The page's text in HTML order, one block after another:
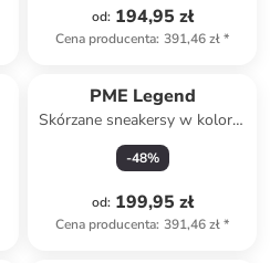
od: 194,95 zł
Cena producenta: 391,46 zł*
PME Legend
Skórzane sneakersy w kolorze
białym
-48%
od: 199,95 zł
Cena producenta: 391,46 zł*